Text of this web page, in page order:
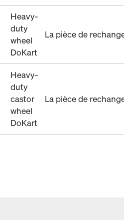
Heavy-
duty
wheel
DoKart
La pièce de
Heavy-
duty
castor
wheel
DoKart
La pièce de